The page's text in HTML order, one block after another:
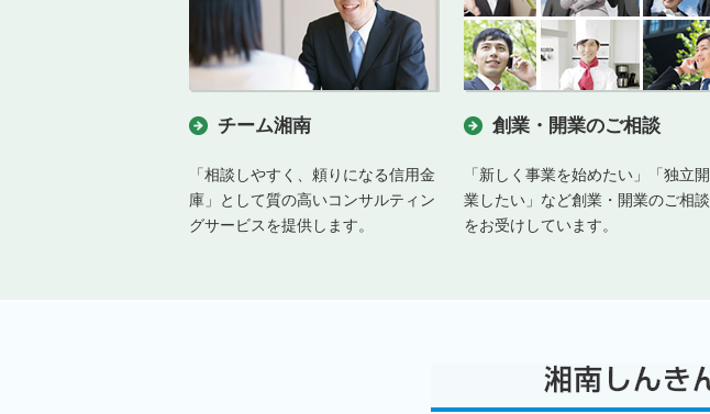
チーム湘南
「相談しやすく、頼りになる信用金
庫」として質の高いコンサルティン
グサービスを提供します。
創業・開業のご相談
「新しく事業を始めたい」「独立開
業したい」など創業・開業のご相談
をお受けしています。